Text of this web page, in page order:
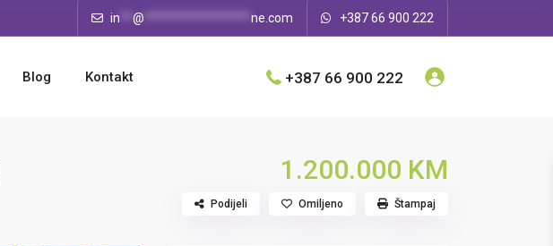
in **@ *****************ne.com +387 66 900 222
Blog Kontakt +387 66 900 222
1.200.000 KM
Podijeli Omiljeno Štampaj